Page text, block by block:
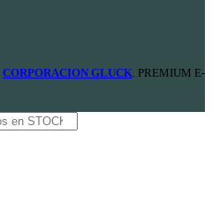
CORPORACION GLUCK. PREMIUM E-